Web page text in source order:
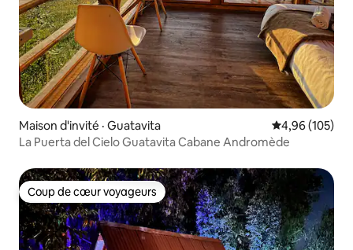
Maison d'invité · Guatavita Note
4,96 (105)
La Puerta del Cielo Guatavita Cabane Andromède
Coup de cœur voyageurs
Coup de cœur voyageurs